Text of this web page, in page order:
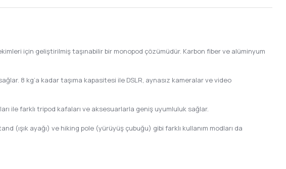
için geliştirilmiş taşınabilir bir monopod çözümüdür. Karbon fiber ve alüminyum
8 kg’a kadar taşıma kapasitesi ile DSLR, aynasız kameralar ve video
ile farklı tripod kafaları ve aksesuarlarla geniş uyumluluk sağlar.
(ışık ayağı) ve hiking pole (yürüyüş çubuğu) gibi farklı kullanım modları da